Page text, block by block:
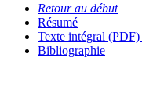
Retour au début
Résumé
Texte intégral (PDF)
Bibliographie